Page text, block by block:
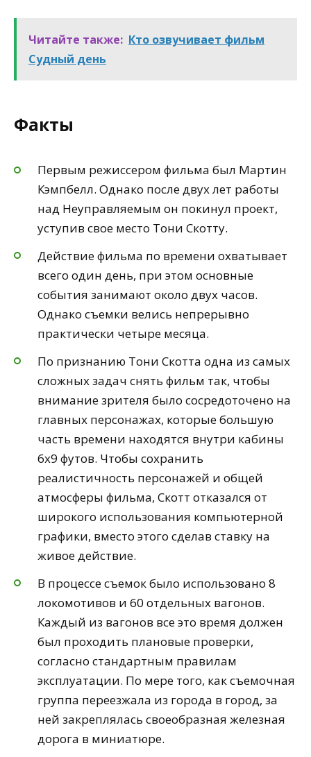
Читайте также: Кто озвучивает фильм
Судный день
Факты
Первым режиссером фильма был Мартин
Кэмпбелл. Однако после двух лет работы
над Неуправляемым он покинул проект,
уступив свое место Тони Скотту.
Действие фильма по времени охватывает
всего один день, при этом основные
события занимают около двух часов.
Однако съемки велись непрерывно
практически четыре месяца.
По признанию Тони Скотта одна из самых
сложных задач снять фильм так, чтобы
внимание зрителя было сосредоточено на
главных персонажах, которые большую
часть времени находятся внутри кабины
6х9 футов. Чтобы сохранить
реалистичность персонажей и общей
атмосферы фильма, Скотт отказался от
широкого использования компьютерной
графики, вместо этого сделав ставку на
живое действие.
В процессе съемок было использовано 8
локомотивов и 60 отдельных вагонов.
Каждый из вагонов все это время должен
был проходить плановые проверки,
согласно стандартным правилам
эксплуатации. По мере того, как съемочная
группа переезжала из города в город, за
ней закреплялась своеобразная железная
дорога в миниатюре.